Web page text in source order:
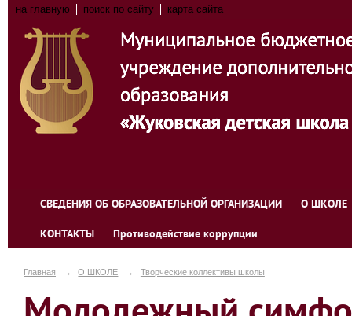
на главную поиск по сайту карта сайта
СВЕДЕНИЯ ОБ ОБРАЗОВАТЕЛЬНОЙ ОРГАНИЗАЦИИ О ШКОЛЕ
КОНТАКТЫ Противодействие коррупции
Главная → О ШКОЛЕ → Творческие коллективы школы